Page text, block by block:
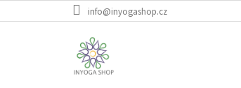
na
info@inyogashop.cz